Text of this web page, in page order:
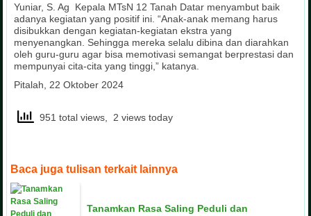
Yuniar, S. Ag Kepala MTsN 12 Tanah Datar menyambut baik
adanya kegiatan yang positif ini. “Anak-anak memang harus
disibukkan dengan kegiatan-kegiatan ekstra yang
menyenangkan. Sehingga mereka selalu dibina dan diarahkan
oleh guru-guru agar bisa memotivasi semangat berprestasi dan
mempunyai cita-cita yang tinggi,” katanya.
Pitalah, 22 Oktober 2024
951 total views, 2 views today
Baca juga tulisan terkait lainnya
Tanamkan Rasa Saling Peduli dan